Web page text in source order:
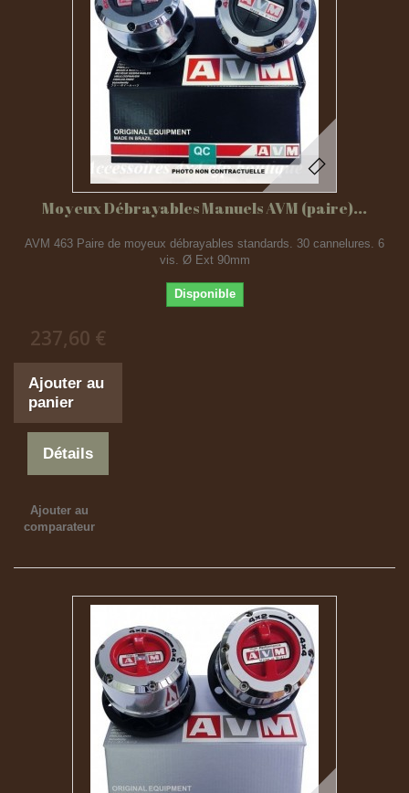
Moyeux Débrayables Manuels AVM (paire)...
AVM 463 Paire de moyeux débrayables standards. 30 cannelures. 6
vis. Ø Ext 90mm
Disponible
237,60 €
Ajouter au
panier
Détails
Ajouter au
comparateur